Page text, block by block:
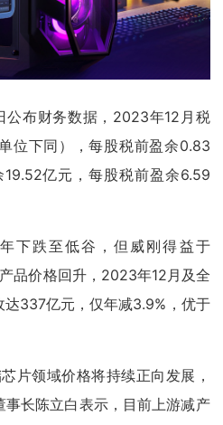
公布财务数据，2023年12月税
位下同），每股税前盈余0.83
亿元，每股税前盈余6.59
下跌至低谷，但威刚得益于
品价格回升，2023年12月及全
337亿元，仅年减3.9%，优于
片领域价格将持续正向发展，
长陈立白表示，目前上游减产